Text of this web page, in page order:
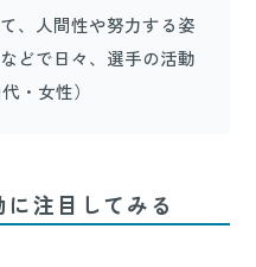
、人間性や努力する姿
どで日々、選手の活動
・女性）
に注目してみる